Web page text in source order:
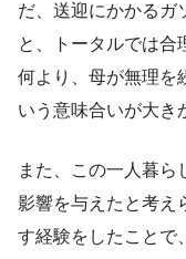
だ、送迎にかかるガ
と、トータルでは合
何より、母が無理を
いう意味合いが大き
また、この一人暮ら
影響を与えたと考え
す経験をしたことで